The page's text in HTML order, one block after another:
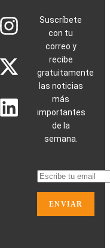
Fuerzas
Armadas
los
Expertos
Voz
de
Expertos
Infraestructura
Multimedia
Multimedia
Suscríbete
con tu
correo y
recibe
gratuitamente
las noticias
más
importantes
de la
semana.